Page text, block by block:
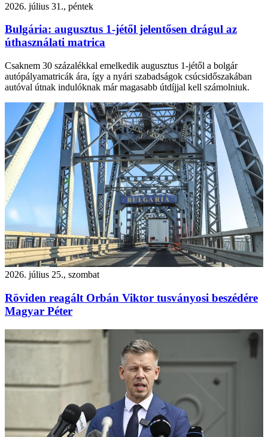
2026. július 31., péntek
Bulgária: augusztus 1-jétől jelentősen drágul az
úthasználati matrica
Csaknem 30 százalékkal emelkedik augusztus 1-jétől a bolgár
autópályamatricák ára, így a nyári szabadságok csúcsidőszakában
autóval útnak indulóknak már magasabb útdíjjal kell számolniuk.
2026. július 25., szombat
Röviden reagált Orbán Viktor tusványosi beszédére
Magyar Péter